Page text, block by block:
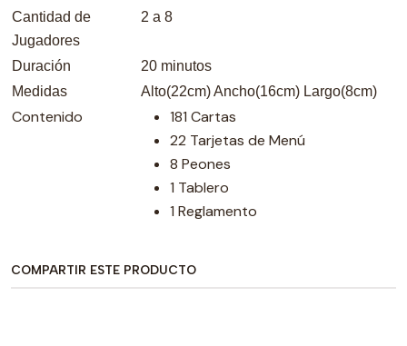
Cantidad de
Jugadores
2 a 8
Duración
20 minutos
Medidas
Alto(22cm) Ancho(16cm) Largo(8cm)
Contenido
181 Cartas
22 Tarjetas de Menú
8 Peones
1 Tablero
1 Reglamento
COMPARTIR ESTE PRODUCTO